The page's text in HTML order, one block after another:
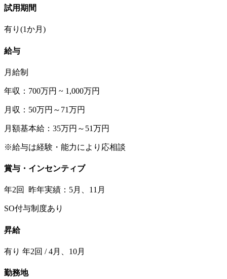
試用期間
有り(1か月)
給与
月給制
年収：700万円 ~ 1,000万円
月収：50万円～71万円
月額基本給：35万円～51万円
※給与は経験・能力により応相談
賞与・インセンティブ
年2回 昨年実績：5月、11月
SO付与制度あり
昇給
有り 年2回 / 4月、10月
勤務地